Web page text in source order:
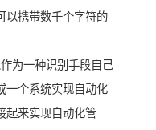
以携带数千个字符的
为一种识别手段自己
一个系统实现自动化
起来实现自动化管